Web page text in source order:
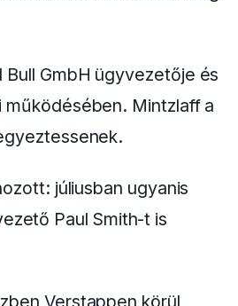
származású Gianpiero
amelyben
Web értesülései
kíván több
hanem egy gyárban
– döntését